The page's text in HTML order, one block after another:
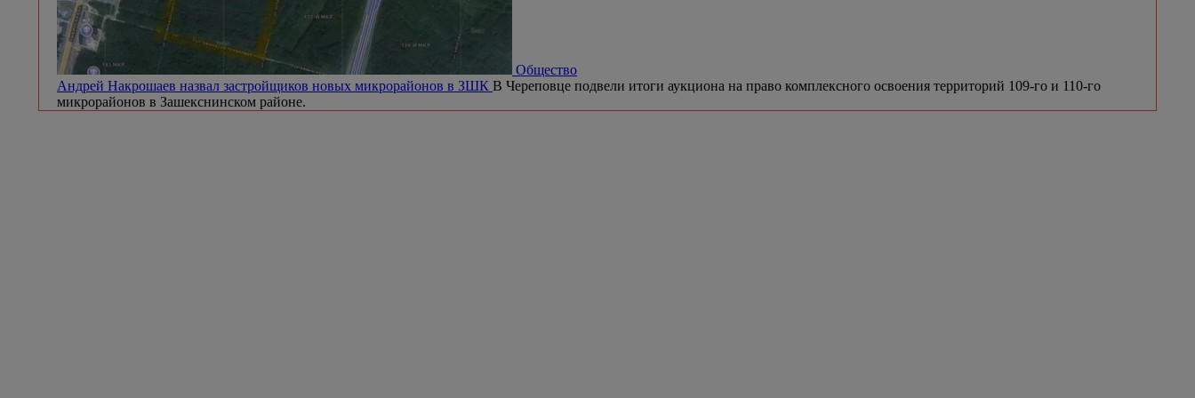
Общество
Андрей Накрошаев назвал застройщиков новых микрорайонов в ЗШК В Череповце подвели итоги аукциона на право комплексного освоения территорий 109-го и 110-го
микрорайонов в Зашекснинском районе.